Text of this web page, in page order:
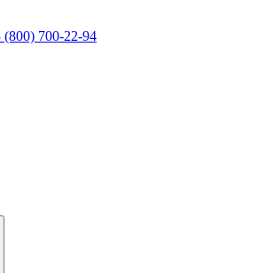
(800) 700-22-94